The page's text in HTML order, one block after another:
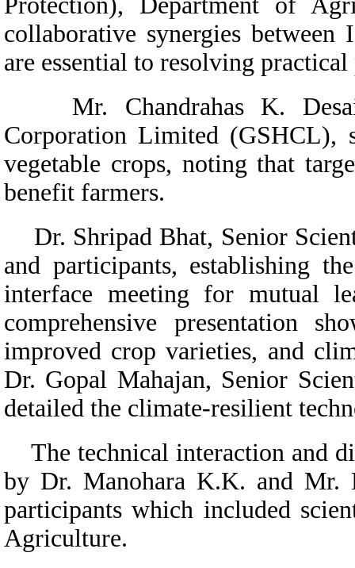
collaborative synergies
are essential to resolving
Mr. Chandrahas K. Desai,
Corporation Limited (GSHCL),
vegetable crops, noting that
benefit farmers.
Dr. Shripad Bhat, Senior
and participants, establishing
interface meeting for mutual
comprehensive presentation
improved crop varieties, and
Dr. Gopal Mahajan, Senior
detailed the climate-resilient
The technical interaction and
by Dr. Manohara K.K. and Mr.
participants which included
Agriculture.